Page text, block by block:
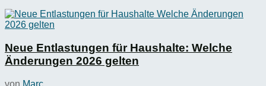
Neue Entlastungen für Haushalte: Welche
Änderungen 2026 gelten
von Marc